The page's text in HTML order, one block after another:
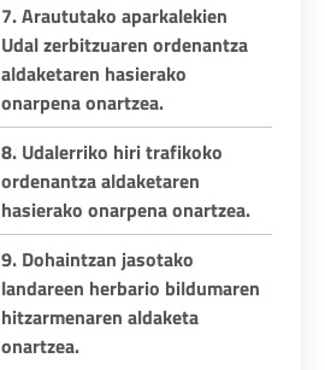
7. Araututako aparkalekien
Udal zerbitzuaren ordenantza
aldaketaren hasierako
onarpena onartzea.
8. Udalerriko hiri trafikoko
ordenantza aldaketaren
hasierako onarpena onartzea.
9. Dohaintzan jasotako
landareen herbario bildumaren
hitzarmenaren aldaketa
onartzea.